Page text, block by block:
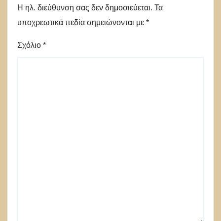
Η ηλ. διεύθυνση σας δεν δημοσιεύεται. Τα
υποχρεωτικά πεδία σημειώνονται με *
Σχόλιο *